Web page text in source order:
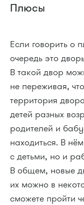
Плюсы
Если говорить о
очередь это
В такой двор
не переживая,
территория
детей разных
родителей и
находиться. В
с детьми, но и
В общем, новые
их можно в
сможете пройти